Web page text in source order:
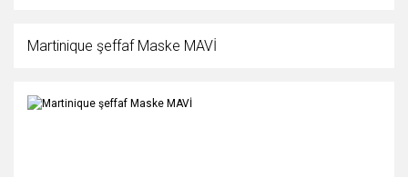
Martinique şeffaf Maske MAVİ